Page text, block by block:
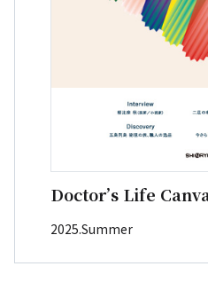
Doctor’s Life
2025.Summer